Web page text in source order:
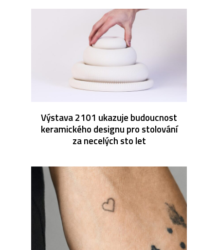
Výstava 2101 ukazuje budoucnost
keramického designu pro stolování
za necelých sto let